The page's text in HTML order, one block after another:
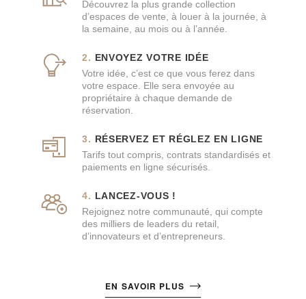
Découvrez la plus grande collection
d’espaces de vente, à louer à la journée, à
la semaine, au mois ou à l’année.
ENVOYEZ VOTRE IDÉE
Votre idée, c’est ce que vous ferez dans
votre espace. Elle sera envoyée au
propriétaire à chaque demande de
réservation.
RÉSERVEZ ET RÉGLEZ EN LIGNE
Tarifs tout compris, contrats standardisés et
paiements en ligne sécurisés.
LANCEZ-VOUS !
Rejoignez notre communauté, qui compte
des milliers de leaders du retail,
d’innovateurs et d’entrepreneurs.
EN SAVOIR PLUS